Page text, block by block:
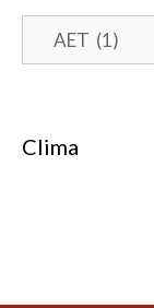
Menú
Clima